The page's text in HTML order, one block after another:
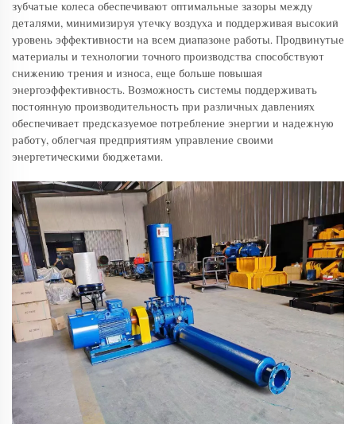
зубчатые колеса обеспечивают оптимальные зазоры между
деталями, минимизируя утечку воздуха и поддерживая высокий
уровень эффективности на всем диапазоне работы. Продвинутые
материалы и технологии точного производства способствуют
снижению трения и износа, еще больше повышая
энергоэффективность. Возможность системы поддерживать
постоянную производительность при различных давлениях
обеспечивает предсказуемое потребление энергии и надежную
работу, облегчая предприятиям управление своими
энергетическими бюджетами.